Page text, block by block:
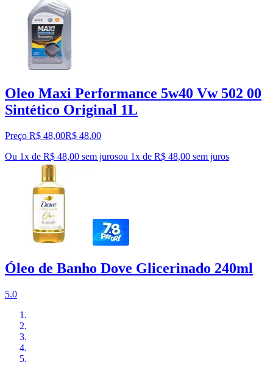
Oleo Maxi Performance 5w40 Vw 502 00
Sintético Original 1L
Preço R$ 48,00R$ 48,00
Ou 1x de R$ 48,00 sem jurosou 1x de R$ 48,00 sem juros
Óleo de Banho Dove Glicerinado 240ml
5.0